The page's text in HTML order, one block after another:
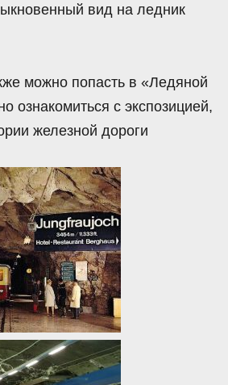
вид на ледник
можно попасть в «Ледяной
ознакомиться с экспозицией,
железной дороги